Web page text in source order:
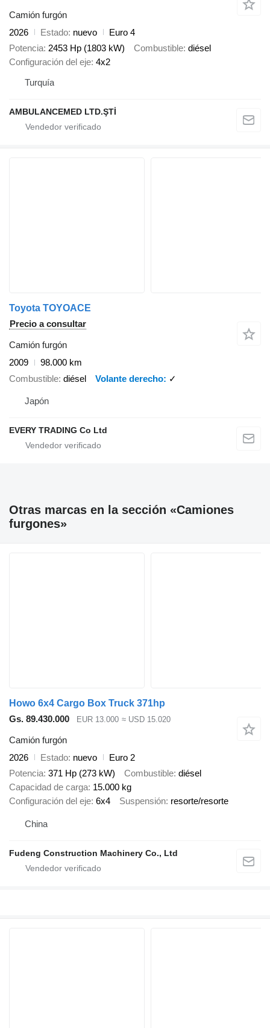
Camión furgón
2026
Estado nuevo
Euro 4
Potencia 2453 Hp (1803 kW) Combustible diésel
Configuración del eje 4x2
Turquía
AMBULANCEMED LTD.ŞTİ
Toyota TOYOACE
Precio a consultar
Camión furgón
2009
98.000 km
Combustible diésel Volante derecho ✓
Japón
EVERY TRADING Co Ltd
Otras marcas en la sección «Camiones
furgones»
Howo 6x4 Cargo Box Truck 371hp
Gs. 89.430.000
EUR 13.000 ≈ USD 15.020
Camión furgón
2026
Estado nuevo
Euro 2
Potencia 371 Hp (273 kW) Combustible diésel
Capacidad de carga 15.000 kg
Configuración del eje 6x4 Suspensión resorte/resorte
China
Fudeng Construction Machinery Co., Ltd